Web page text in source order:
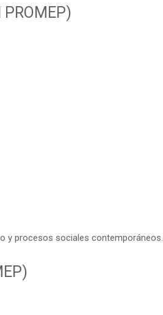
y procesos sociales contemporáneos.